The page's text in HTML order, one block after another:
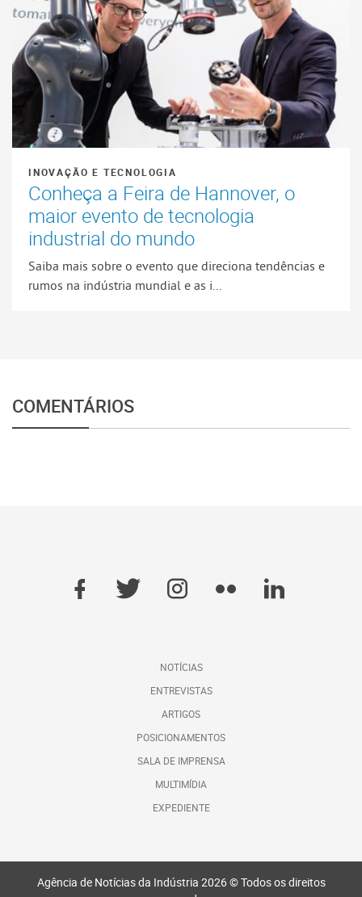
INOVAÇÃO E TECNOLOGIA
Conheça a Feira de Hannover, o
maior evento de tecnologia
industrial do mundo
Saiba mais sobre o evento que direciona tendências e
rumos na indústria mundial e as i...
COMENTÁRIOS
NOTÍCIAS
ENTREVISTAS
ARTIGOS
POSICIONAMENTOS
SALA DE IMPRENSA
MULTIMÍDIA
EXPEDIENTE
Agência de Notícias da Indústria 2026 © Todos os direitos